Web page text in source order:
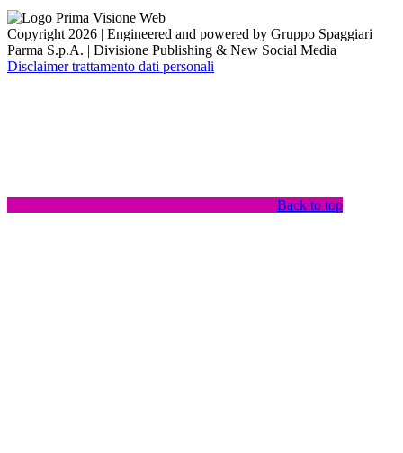
Copyright 2026 | Engineered and powered by Gruppo Spaggiari
Parma S.p.A. | Divisione Publishing & New Social Media
Disclaimer trattamento dati personali
Back to top